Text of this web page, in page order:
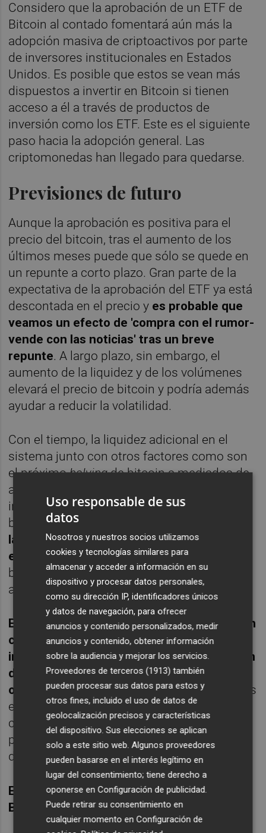
Considero que la aprobación de un ETF de
Bitcoin al contado fomentará aún más la
adopción masiva de criptoactivos por parte
de inversores institucionales en Estados
Unidos. Es posible que estos se vean más
dispuestos a invertir en Bitcoin si tienen
acceso a él a través de productos de
inversión como los ETF. Este es el siguiente
paso hacia la adopción general. Las
criptomonedas han llegado para quedarse.
Previsiones de futuro
Aunque la aprobación es positiva para el
precio del bitcoin, tras el aumento de los
últimos meses puede que sólo se quede en
un repunte a corto plazo. Gran parte de la
expectativa de la aprobación del ETF ya está
descontada en el precio y es probable que
veamos un efecto de 'compra con el rumor-
vende con las noticias' tras un breve
repunte. A largo plazo, sin embargo, el
aumento de la liquidez y de los volúmenes
elevará el precio de bitcoin y podría además
ayudar a reducir la volatilidad.
Con el tiempo, la liquidez adicional en el
sistema junto con otros factores como son
el próximohalvingde bitcoin a mediados de
abril, o la probable caída de los tipos de
interés, podrían conducir a un precio de
bitcoin de seis cifras a largo plazo.
la barrera de los 100.000 dólares durante
este año es una posibilidad real.
bitcoin representa un paso crucial hacia la
adopción masiva de los criptoactivos.
En Bitpanda, estamos siendo testigos de un
creciente número de consultas de los más
importantes bancos sobre nuestra solución
de marca blanca, servicios de custodia y
otros productos B2B. Hay un enorme interés
en la industria para entrar en el espacio
cripto y participar activamente ofreciendo
productos a sus clientes y estamos
dispuestos a ayudarles en este esfuerzo.
Eric Demuth es cofundador y CEO de
Bitpanda
Uso responsable de sus
datos
Nosotros y nuestros socios utilizamos
cookies y tecnologías similares para
almacenar y acceder a información en su
dispositivo y procesar datos personales,
como su dirección IP, identificadores únicos
y datos de navegación, para ofrecer
anuncios y contenido personalizados, medir
anuncios y contenido, obtener información
sobre la audiencia y mejorar los servicios.
Proveedores de terceros (1913) también
pueden procesar sus datos para estos y
otros fines, incluido el uso de datos de
geolocalización precisos y características
del dispositivo. Sus elecciones se aplican
solo a este sitio web. Algunos proveedores
pueden basarse en el interés legítimo en
lugar del consentimiento; tiene derecho a
oponerse enConfiguración de publicidad.
Puede retirar su consentimiento en
cualquier momento enConfiguración de